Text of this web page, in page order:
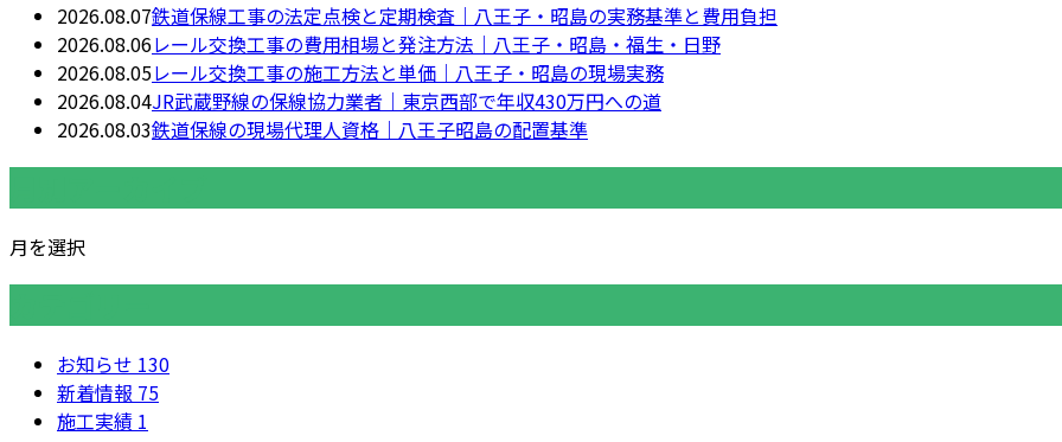
2026.08.07鉄道保線工事の法定点検と定期検査｜八王子・昭島の実務基準と費用負担
2026.08.06レール交換工事の費用相場と発注方法｜八王子・昭島・福生・日野
2026.08.05レール交換工事の施工方法と単価｜八王子・昭島の現場実務
2026.08.04JR武蔵野線の保線協力業者｜東京西部で年収430万円への道
2026.08.03鉄道保線の現場代理人資格｜八王子昭島の配置基準
月を選択
お知らせ 130
新着情報 75
施工実績 1